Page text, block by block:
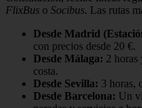
FlixBus o Socibus. Las rutas
Desde Madrid
con precios desde 20 €.
Desde Málaga: 2 horas
costa.
Desde Sevilla: 3 horas,
Desde Barcelona: Un